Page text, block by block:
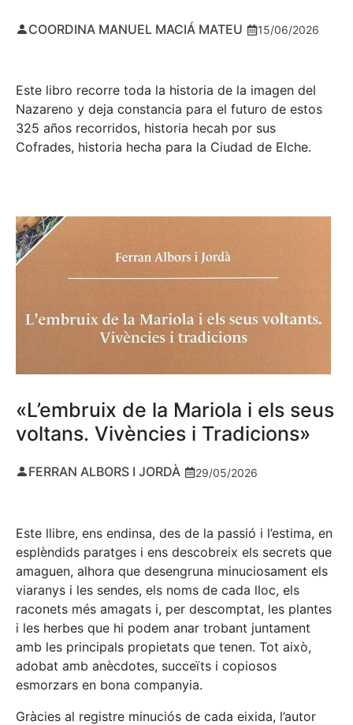
COORDINA MANUEL MACIÁ MATEU 15/06/2026
Este libro recorre toda la historia de la imagen del
Nazareno y deja constancia para el futuro de estos
325 años recorridos, historia hecah por sus
Cofrades, historia hecha para la Ciudad de Elche.
«L’embruix de la Mariola i els seus
voltans. Vivències i Tradicions»
FERRAN ALBORS I JORDÀ 29/05/2026
Este llibre, ens endinsa, des de la passió i l’estima, en
esplèndids paratges i ens descobreix els secrets que
amaguen, alhora que desengruna minuciosament els
viaranys i les sendes, els noms de cada lloc, els
raconets més amagats i, per descomptat, les plantes
i les herbes que hi podem anar trobant juntament
amb les principals propietats que tenen. Tot això,
adobat amb anècdotes, succeïts i copiosos
esmorzars en bona companyia.
Gràcies al registre minuciós de cada eixida, l’autor